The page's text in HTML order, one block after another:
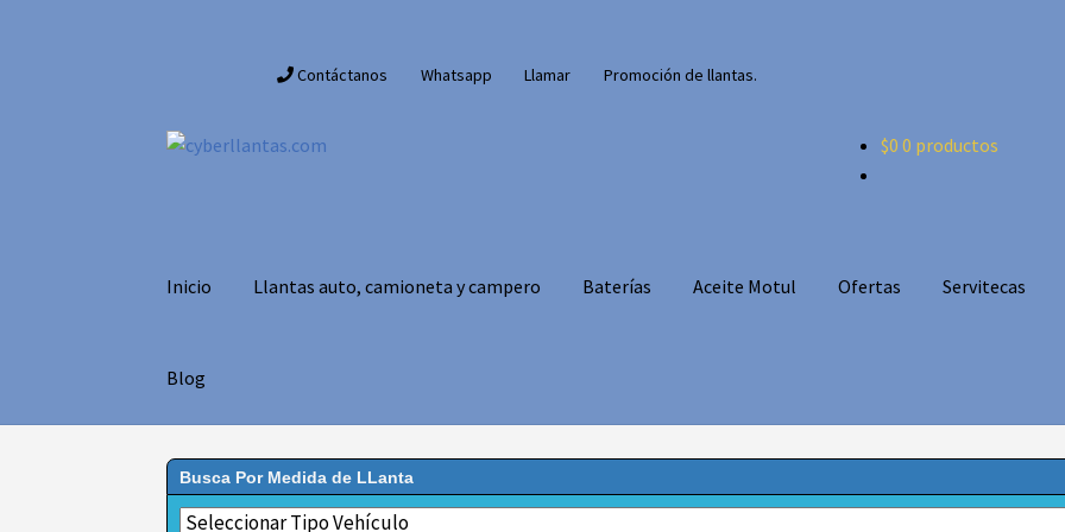
navegación
Contáctanos Whatsapp Llamar Promoción de llantas.
$0 0 productos
Inicio Llantas auto, camioneta y campero Baterías Aceite Motul Ofertas Servitecas
Blog
Busca Por Medida de LLanta